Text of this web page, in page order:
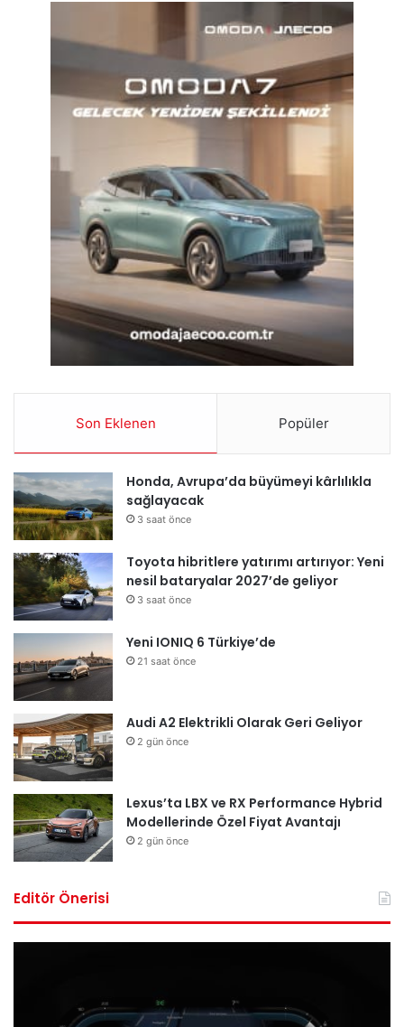
Son Eklenen Popüler
Honda, Avrupa’da büyümeyi kârlılıkla
sağlayacak
3 saat önce
Toyota hibritlere yatırımı artırıyor: Yeni
nesil bataryalar 2027’de geliyor
3 saat önce
Yeni IONIQ 6 Türkiye’de
21 saat önce
Audi A2 Elektrikli Olarak Geri Geliyor
2 gün önce
Lexus’ta LBX ve RX Performance Hybrid
Modellerinde Özel Fiyat Avantajı
2 gün önce
Editör Önerisi